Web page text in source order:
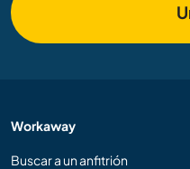
Workaway
Buscar a un anfitrión